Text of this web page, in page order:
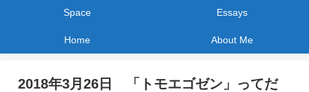
Space Essays
Home About Me
2018年3月26日 「トモエゴゼン」ってだ